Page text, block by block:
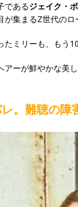
であるジェイク・
集まるZ世代のロ
ミリーも、もう10
ーが鮮やかな美
。難聴の障